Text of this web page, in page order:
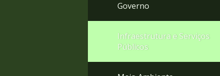
Governo
Infraestrutura e Serviços
Públicos